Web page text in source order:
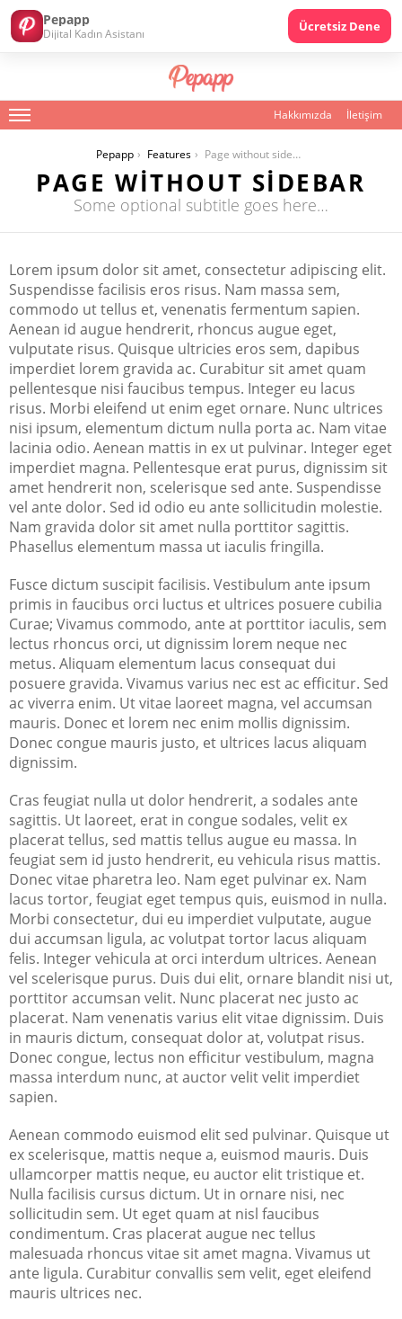
Menu Hakkımızda İletişim
Pepapp Features Page without sidebar
PAGE WITHOUT SIDEBAR
Some optional subtitle goes here…
Lorem ipsum dolor sit amet, consectetur adipiscing elit.
Suspendisse facilisis eros risus. Nam massa sem,
commodo ut tellus et, venenatis fermentum sapien.
Aenean id augue hendrerit, rhoncus augue eget,
vulputate risus. Quisque ultricies eros sem, dapibus
imperdiet lorem gravida ac. Curabitur sit amet quam
pellentesque nisi faucibus tempus. Integer eu lacus
risus. Morbi eleifend ut enim eget ornare. Nunc ultrices
nisi ipsum, elementum dictum nulla porta ac. Nam vitae
lacinia odio. Aenean mattis in ex ut pulvinar. Integer eget
imperdiet magna. Pellentesque erat purus, dignissim sit
amet hendrerit non, scelerisque sed ante. Suspendisse
vel ante dolor. Sed id odio eu ante sollicitudin molestie.
Nam gravida dolor sit amet nulla porttitor sagittis.
Phasellus elementum massa ut iaculis fringilla.
Fusce dictum suscipit facilisis. Vestibulum ante ipsum
primis in faucibus orci luctus et ultrices posuere cubilia
Curae; Vivamus commodo, ante at porttitor iaculis, sem
lectus rhoncus orci, ut dignissim lorem neque nec
metus. Aliquam elementum lacus consequat dui
posuere gravida. Vivamus varius nec est ac efficitur. Sed
ac viverra enim. Ut vitae laoreet magna, vel accumsan
mauris. Donec et lorem nec enim mollis dignissim.
Donec congue mauris justo, et ultrices lacus aliquam
dignissim.
Cras feugiat nulla ut dolor hendrerit, a sodales ante
sagittis. Ut laoreet, erat in congue sodales, velit ex
placerat tellus, sed mattis tellus augue eu massa. In
feugiat sem id justo hendrerit, eu vehicula risus mattis.
Donec vitae pharetra leo. Nam eget pulvinar ex. Nam
lacus tortor, feugiat eget tempus quis, euismod in nulla.
Morbi consectetur, dui eu imperdiet vulputate, augue
dui accumsan ligula, ac volutpat tortor lacus aliquam
felis. Integer vehicula at orci interdum ultrices. Aenean
vel scelerisque purus. Duis dui elit, ornare blandit nisi ut,
porttitor accumsan velit. Nunc placerat nec justo ac
placerat. Nam venenatis varius elit vitae dignissim. Duis
in mauris dictum, consequat dolor at, volutpat risus.
Donec congue, lectus non efficitur vestibulum, magna
massa interdum nunc, at auctor velit velit imperdiet
sapien.
Aenean commodo euismod elit sed pulvinar. Quisque ut
ex scelerisque, mattis neque a, euismod mauris. Duis
ullamcorper mattis neque, eu auctor elit tristique et.
Nulla facilisis cursus dictum. Ut in ornare nisi, nec
sollicitudin sem. Ut eget quam at nisl faucibus
condimentum. Cras placerat augue nec tellus
malesuada rhoncus vitae sit amet magna. Vivamus ut
ante ligula. Curabitur convallis sem velit, eget eleifend
mauris ultrices nec.
Pepapp
Dijital Kadın Asistanı Ücretsiz Dene